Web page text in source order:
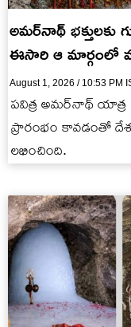
అమర్‌నాథ్ భక్తులకు
ఈసారి ఆ మార్గంలో
August 1, 2026 / 10:53 PM
పవిత్ర అమర్‌నాథ్ యాత్ర
ప్రారంభం కావడంతో
లభించింది.